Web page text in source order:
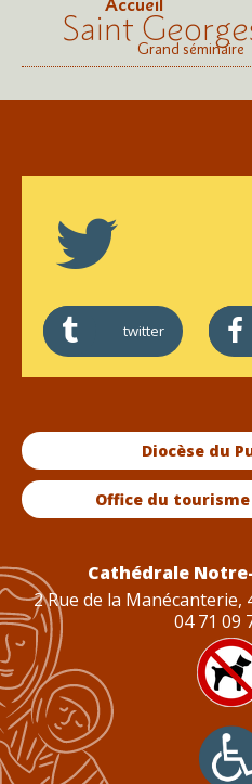
Accueil
SaintGrand séminaire
twitter
Diocèse du
Office du
Cathédrale
2 Rue de la Manécanterie,
04 71 09